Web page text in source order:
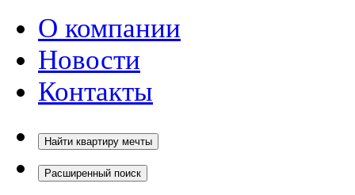
О компании
Новости
Контакты
Найти квартиру мечты
Расширенный поиск